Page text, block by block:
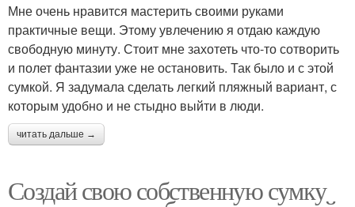
Мне очень нравится мастерить своими руками
практичные вещи. Этому увлечению я отдаю каждую
свободную минуту. Стоит мне захотеть что-то сотворить
и полет фантазии уже не остановить. Так было и с этой
сумкой. Я задумала сделать легкий пляжный вариант, с
которым удобно и не стыдно выйти в люди.
читать дальше →
Создай свою собственную сумку